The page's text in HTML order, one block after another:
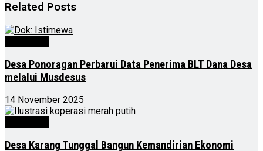
Related Posts
Desa Ponoragan Perbarui Data Penerima BLT Dana Desa
melalui Musdesus
14 November 2025
Desa Karang Tunggal Bangun Kemandirian Ekonomi